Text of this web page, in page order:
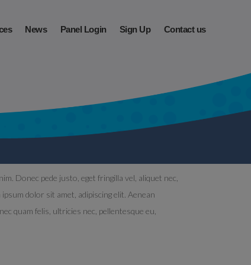
News Panel Login Sign Up Contact us
Donec pede justo, eget fringilla vel, aliquet nec,
dolor sit amet, adipiscing elit. Aenean
quam felis, ultricies nec, pellentesque eu,